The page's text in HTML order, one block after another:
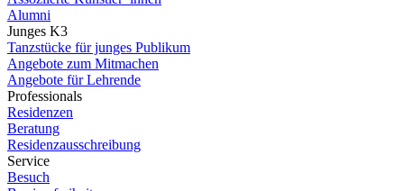
Alumni
Junges K3
Tanzstücke für junges Publikum
Angebote zum Mitmachen
Angebote für Lehrende
Professionals
Residenzen
Beratung
Residenzausschreibung
Service
Besuch